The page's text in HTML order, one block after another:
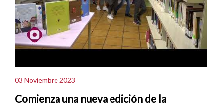
03 Noviembre 2023
Comienza una nueva edición de la